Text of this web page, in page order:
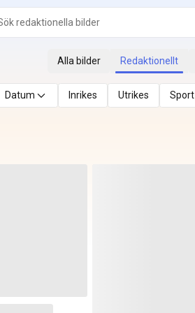
Alla bilder Redaktionellt
Datum Inrikes Utrikes Sport